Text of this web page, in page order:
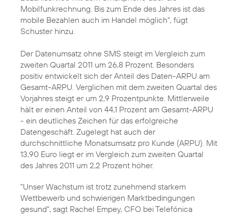
Mobilfunkrechnung. Bis zum Ende des Jahres ist das
mobile Bezahlen auch im Handel möglich", fügt
Schuster hinzu.
Der Datenumsatz ohne SMS steigt im Vergleich zum
zweiten Quartal 2011 um 26,8 Prozent. Besonders
positiv entwickelt sich der Anteil des Daten-ARPU am
Gesamt-ARPU. Verglichen mit dem zweiten Quartal des
Vorjahres steigt er um 2,9 Prozentpunkte. Mittlerweile
hält er einen Anteil von 44,1 Prozent am Gesamt-ARPU
- ein deutliches Zeichen für das erfolgreiche
Datengeschäft. Zugelegt hat auch der
durchschnittliche Monatsumsatz pro Kunde (ARPU). Mit
13,90 Euro liegt er im Vergleich zum zweiten Quartal
des Jahres 2011 um 2,2 Prozent höher.
"Unser Wachstum ist trotz zunehmend starkem
Wettbewerb und schwierigen Marktbedingungen
gesund", sagt Rachel Empey, CFO bei Telefónica